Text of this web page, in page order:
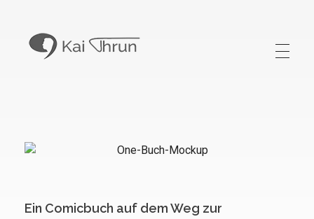
Ein Comicbuch auf dem Weg zur